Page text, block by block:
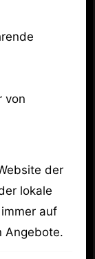
von
der
lokale
auf
Angebote.